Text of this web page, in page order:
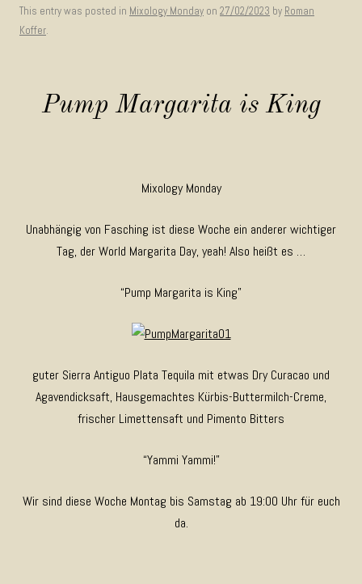
This entry was posted in Mixology Monday on 27/02/2023 by Roman
Koffer.
Pump Margarita is King
Mixology Monday
Unabhängig von Fasching ist diese Woche ein anderer wichtiger
Tag, der World Margarita Day, yeah! Also heißt es …
“Pump Margarita is King”
guter Sierra Antiguo Plata Tequila mit etwas Dry Curacao und
Agavendicksaft, Hausgemachtes Kürbis-Buttermilch-Creme,
frischer Limettensaft und Pimento Bitters
“Yammi Yammi!”
Wir sind diese Woche Montag bis Samstag ab 19:00 Uhr für euch
da.